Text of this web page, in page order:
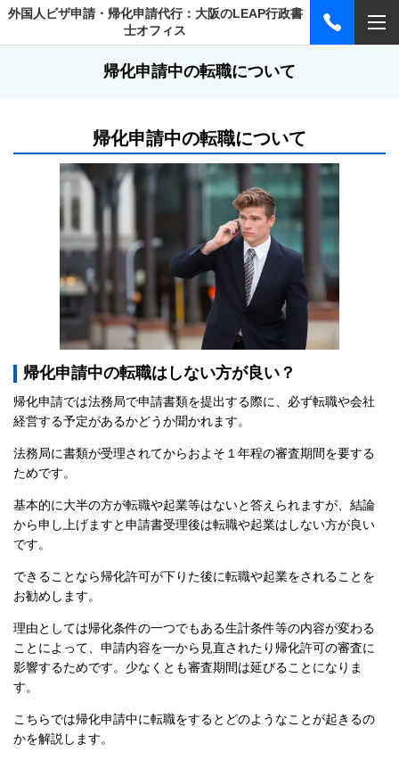
外国人ビザ申請・帰化申請代行：大阪のLEAP行政書
士オフィス
帰化申請中の転職について
帰化申請中の転職について
帰化申請中の転職はしない方が良い？
帰化申請では法務局で申請書類を提出する際に、必ず転職や会社
経営する予定があるかどうか聞かれます。
法務局に書類が受理されてからおよそ１年程の審査期間を要する
ためです。
基本的に大半の方が転職や起業等はないと答えられますが、結論
から申し上げますと申請書受理後は転職や起業はしない方が良い
です。
できることなら帰化許可が下りた後に転職や起業をされることを
お勧めします。
理由としては帰化条件の一つでもある生計条件等の内容が変わる
ことによって、申請内容を一から見直されたり帰化許可の審査に
影響するためです。少なくとも審査期間は延びることになりま
す。
こちらでは帰化申請中に転職をするとどのようなことが起きるの
かを解説します。